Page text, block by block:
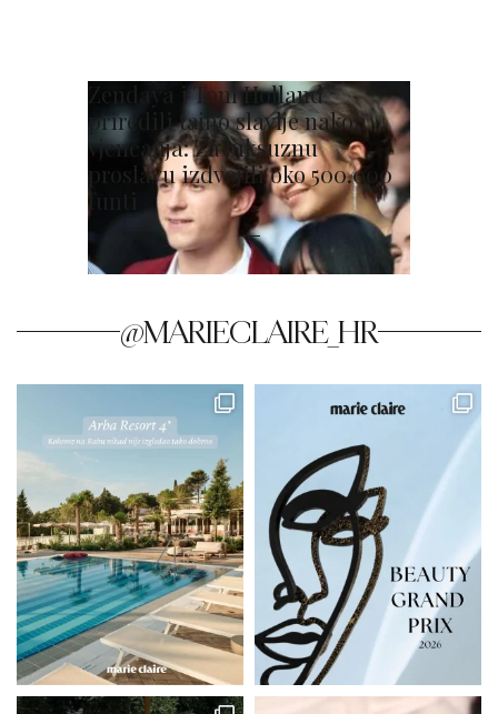
Zendaya i Tom Holland
priredili tajno slavlje nakon
vjenčanja: Za luksuznu
proslavu izdvojili oko 500.000
funti
@MARIECLAIRE_HR